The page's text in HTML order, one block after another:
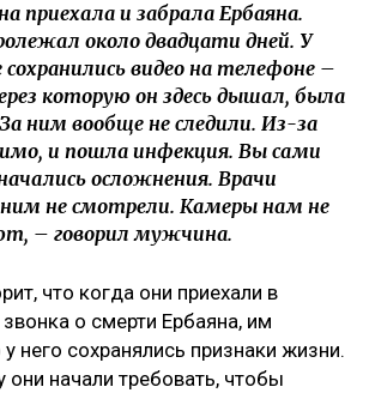
приехала и забрала Ербаяна.
около двадцати дней. У
видео на телефоне –
которую он здесь дышал, была
За ним вообще не следили. Из-за
и пошла инфекция. Вы сами
осложнения. Врачи
не смотрели. Камеры нам не
– говорил мужчина.
что когда они приехали в
о смерти Ербаяна, им
него сохранялись признаки жизни.
начали требовать, чтобы